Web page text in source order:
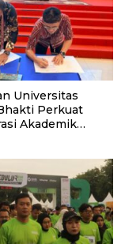
Universitas
Perkuat
Akademik